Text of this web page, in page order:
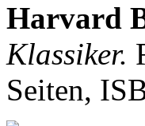
Harvard
Klassiker.
Seiten,